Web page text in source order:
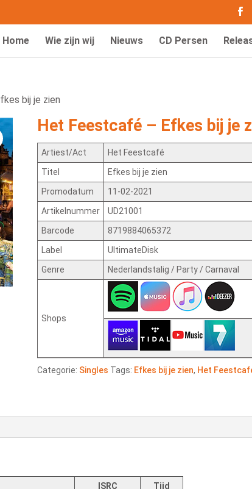
Home Wie zijn wij Nieuws CD Persen
bij je zien
Het Feestcafé – Efkes bij je
Artiest/Act
Het Feestcafé
Titel
Efkes bij je zien
Promodatum
11-02-2021
Artikelnummer
UD21001
Barcode
8719884065372
Label
UltimateDisk
Genre
Nederlandstalig / Party / Carnaval
Shops
Categorie: Singles Tags: Efkes bij je zien, Het
ISRC
Tijd